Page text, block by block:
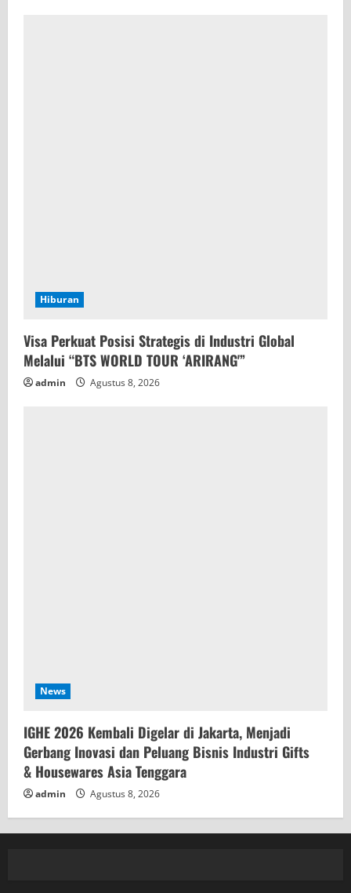
Hiburan
Visa Perkuat Posisi Strategis di Industri Global
Melalui “BTS WORLD TOUR ‘ARIRANG'”
admin Agustus 8, 2026
News
IGHE 2026 Kembali Digelar di Jakarta, Menjadi
Gerbang Inovasi dan Peluang Bisnis Industri Gifts
& Housewares Asia Tenggara
admin Agustus 8, 2026